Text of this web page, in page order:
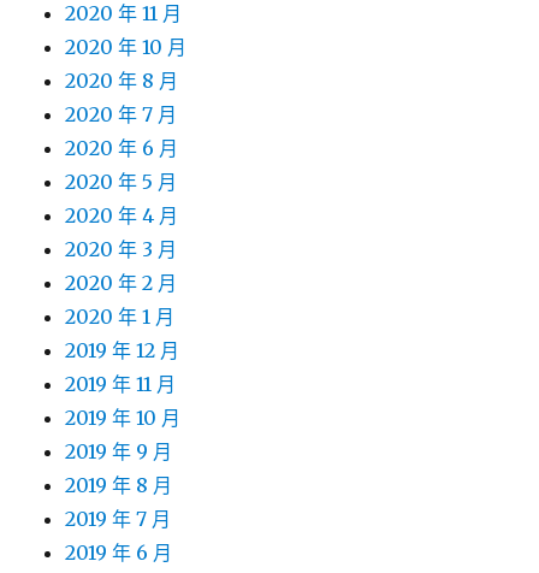
2020 年 11 月
2020 年 10 月
2020 年 8 月
2020 年 7 月
2020 年 6 月
2020 年 5 月
2020 年 4 月
2020 年 3 月
2020 年 2 月
2020 年 1 月
2019 年 12 月
2019 年 11 月
2019 年 10 月
2019 年 9 月
2019 年 8 月
2019 年 7 月
2019 年 6 月